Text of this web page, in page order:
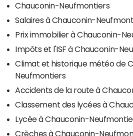
Chauconin-Neufmontiers
Salaires à Chauconin-
Prix immobilier à Chauconin-
Impôts et l'ISF à Chauconin-
Climat et historique météo de
Neufmontiers
Accidents de la route à
Classement des lycées à
Lycée à Chauconin-
Crèches à Chauconin-